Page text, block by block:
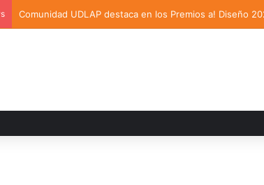
Directora de la Orquesta Symphonia de la UDLAP